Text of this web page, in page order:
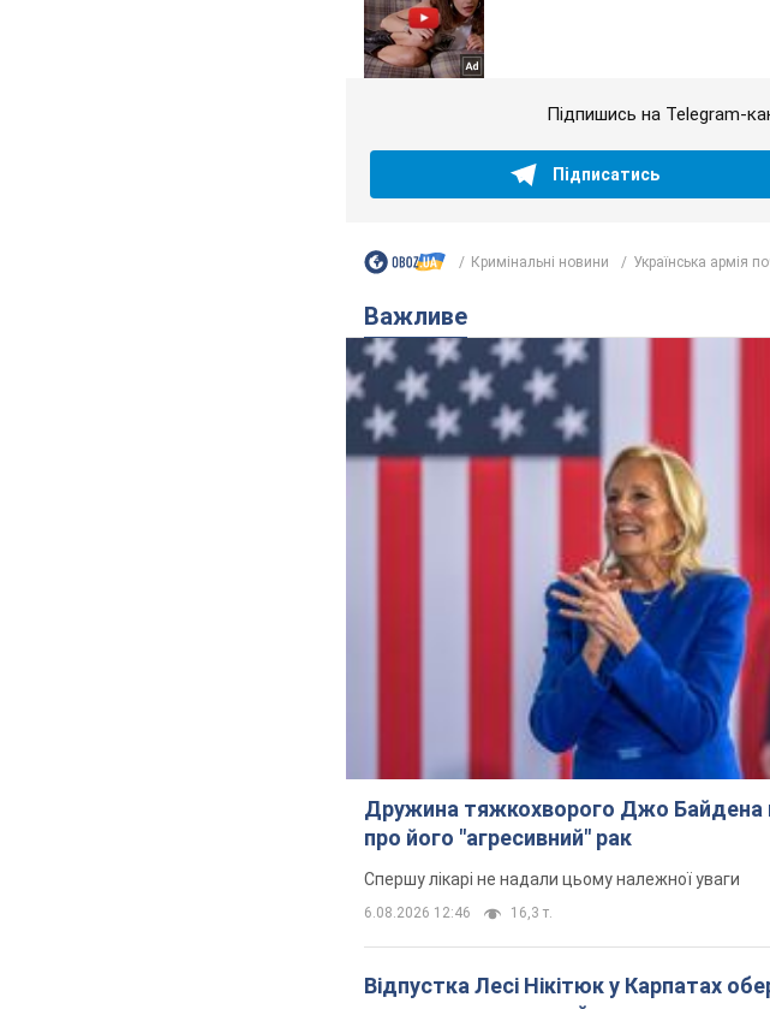
Підпишись на Telegram-
Підписатись
Кримінальні новини Українська армія
Важливе
Дружина тяжкохворого Джо Байдена
про його "агресивний" рак
Спершу лікарі не надали цьому належної уваги
6.08.2026 12:46 16,3 т.
Відпустка Лесі Нікітюк у Карпатах